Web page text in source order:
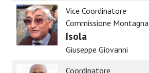
Vice Coordinatore
Commissione Montagna
Isola
Giuseppe Giovanni
Coordinatore